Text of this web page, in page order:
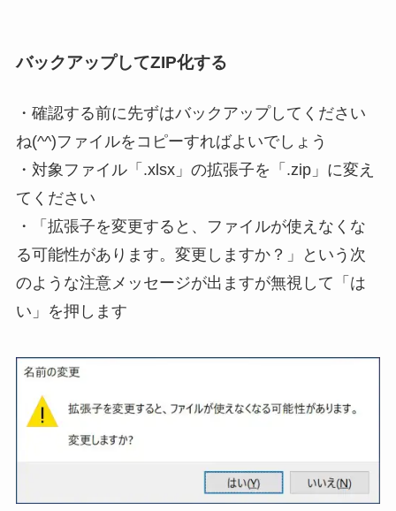
バックアップしてZIP化する
・ 確認する前に先ずはバックアップしてください
ね(^^)ファイルをコピーすればよいでしょう
・対象ファイル「.xlsx」の拡張子を「.zip」に変え
てください
・「拡張子を変更すると、ファイルが使えなくな
る可能性があります。変更しますか？」という次
のような注意メッセージが出ますが無視して「は
い」を押します